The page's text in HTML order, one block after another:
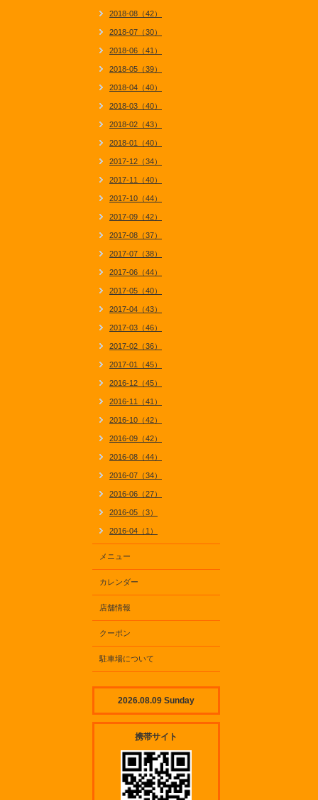
2018-08（42）
2018-07（30）
2018-06（41）
2018-05（39）
2018-04（40）
2018-03（40）
2018-02（43）
2018-01（40）
2017-12（34）
2017-11（40）
2017-10（44）
2017-09（42）
2017-08（37）
2017-07（38）
2017-06（44）
2017-05（40）
2017-04（43）
2017-03（46）
2017-02（36）
2017-01（45）
2016-12（45）
2016-11（41）
2016-10（42）
2016-09（42）
2016-08（44）
2016-07（34）
2016-06（27）
2016-05（3）
2016-04（1）
メニュー
カレンダー
店舗情報
クーポン
駐車場について
2026.08.09 Sunday
携帯サイト